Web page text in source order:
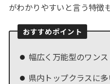
がわかりやすいと言う特徴
おすすめポイント
幅広く万能型のワン
県内トップクラスに